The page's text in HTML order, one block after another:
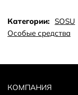
кислота и
лимона, плюща,
естественному
упаковки и
Категории: SOSU
Особые средства
КОМПАНИЯ